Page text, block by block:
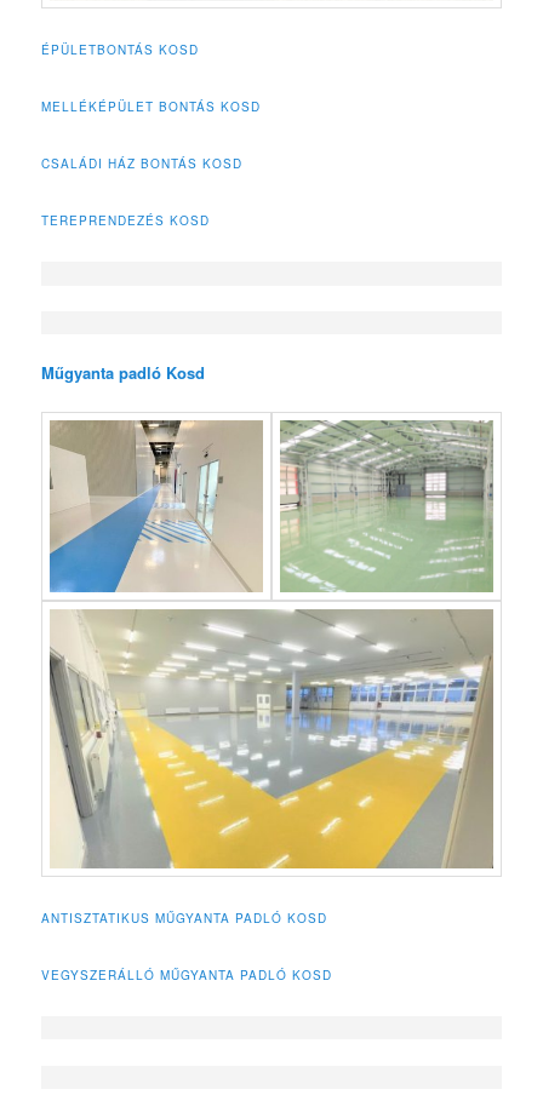
ÉPÜLETBONTÁS KOSD
MELLÉKÉPÜLET BONTÁS KOSD
CSALÁDI HÁZ BONTÁS KOSD
TEREPRENDEZÉS KOSD
Műgyanta padló Kosd
ANTISZTATIKUS MŰGYANTA PADLÓ KOSD
VEGYSZERÁLLÓ MŰGYANTA PADLÓ KOSD